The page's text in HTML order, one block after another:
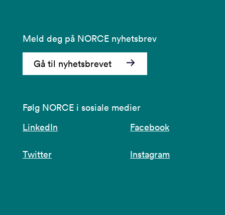
Meld deg på NORCE nyhetsbrev
Gå til nyhetsbrevet
Følg NORCE i sosiale medier
LinkedIn
Facebook
Twitter Instagram